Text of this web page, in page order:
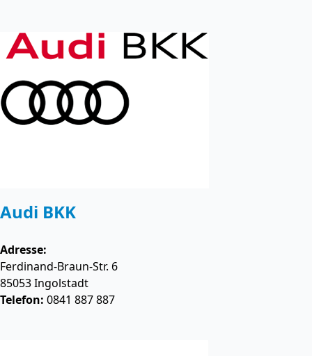
Audi BKK
Adresse:
Ferdinand-Braun-Str. 6
85053Ingolstadt
Telefon: 0841 887 887